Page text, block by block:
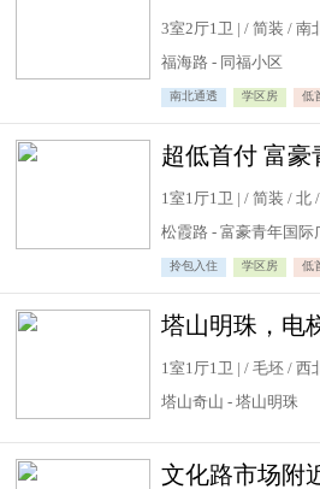
3室2厅1卫 | / 简装 / 南
福海路 - 同福小区
南北通透 学区房 低
1室1厅1卫 | / 简装 / 北
松霞路 - 富豪青年国际
拎包入住 学区房 低
1室1厅1卫 | / 毛坯 / 西
塔山奇山 - 塔山明珠